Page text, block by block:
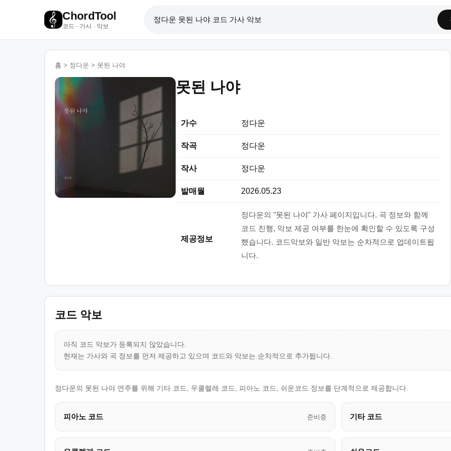
ChordTool
코드 · 가사 · 악보
홈 > 정다운 > 못된 나야
못된 나야
가수 정다운
작곡 정다운
작사 정다운
발매월 2026.05.23
제공정보
정다운의 "못된 나야" 가사 페이지입니다. 곡 정보와 함께
코드 진행, 악보 제공 여부를 한눈에 확인할 수 있도록 구성
했습니다. 코드악보와 일반 악보는 순차적으로 업데이트됩
니다.
코드 악보
아직 코드 악보가 등록되지 않았습니다.
현재는 가사와 곡 정보를 먼저 제공하고 있으며 코드와 악보는 순차적으로 추가됩니다.
정다운의 못된 나야 연주를 위해 기타 코드, 우쿨렐레 코드, 피아노 코드, 쉬운코드 정보를 단계적으로 제공합니다.
피아노 코드 준비중 기타 코드